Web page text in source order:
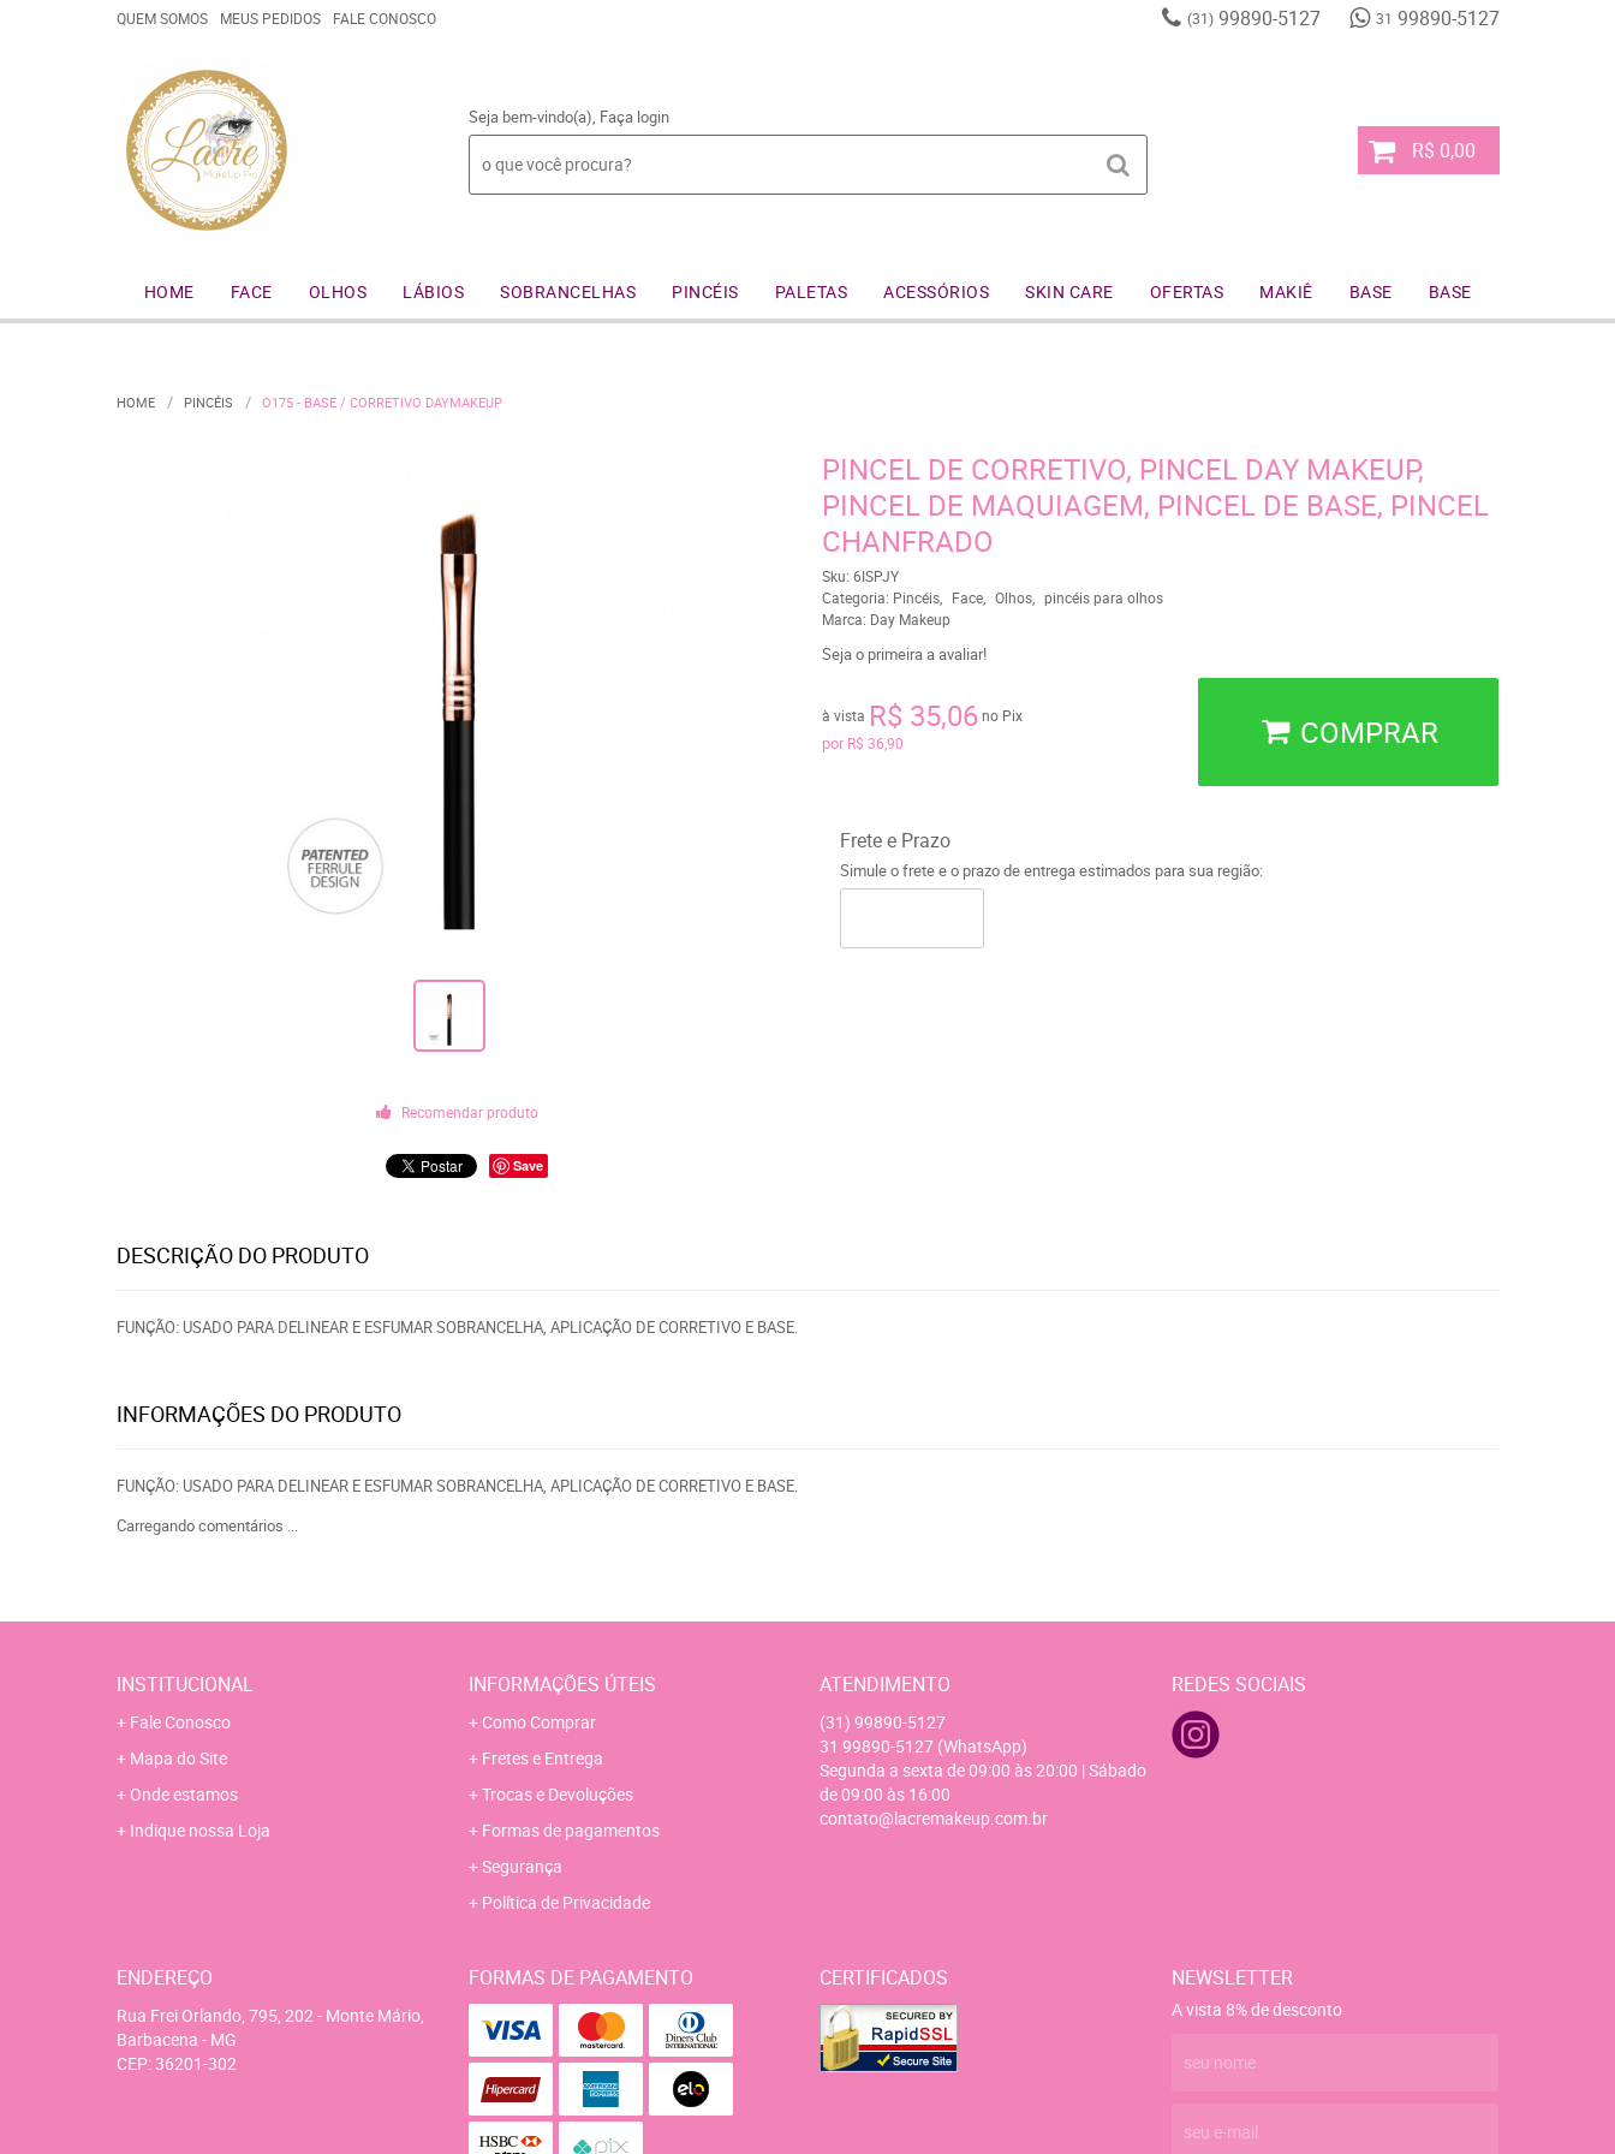
QUEM SOMOS MEUS PEDIDOS FALE CONOSCO (31)99890-5127 31 99890-5127
Seja bem-vindo(a), Faça login
R$ 0,00
HOME FACE OLHOS LÁBIOS SOBRANCELHAS PINCÉIS PALETAS ACESSÓRIOS SKIN CARE OFERTAS MAKIÊ BASE BASE
HOME PINCÉIS O175 - BASE / CORRETIVO DAYMAKEUP
Recomendar produto
Save
PINCEL DE CORRETIVO, PINCEL DAY MAKEUP,
PINCEL DE MAQUIAGEM, PINCEL DE BASE, PINCEL
CHANFRADO
Sku: 6ISPJY
Categoria: Pincéis Face Olhos
pincéis para olhos
Marca: Day Makeup
Seja o primeira a avaliar!
à vista R$ 35,06no Pix
por R$ 36,90 COMPRAR
Frete e Prazo
Simule o frete e o prazo de entrega estimados para sua região:
DESCRIÇÃO DO PRODUTO
FUNÇÃO: USADO PARA DELINEAR E ESFUMAR SOBRANCELHA, APLICAÇÃO DE CORRETIVO E BASE.
INFORMAÇÕES DO PRODUTO
FUNÇÃO: USADO PARA DELINEAR E ESFUMAR SOBRANCELHA, APLICAÇÃO DE CORRETIVO E BASE.
Carregando comentários ...
INSTITUCIONAL
Fale Conosco
Mapa do Site
Onde estamos
Indique nossa Loja
INFORMAÇÕES ÚTEIS
Como Comprar
Fretes e Entrega
Trocas e Devoluções
Formas de pagamentos
Segurança
Política de Privacidade
ATENDIMENTO
(31) 99890-5127
31 99890-5127 (WhatsApp)
Segunda a sexta de 09:00 às 20:00 | Sábado
de 09:00 às 16:00
contato@lacremakeup.com.br
REDES SOCIAIS
ENDEREÇO
Rua Frei Orlando, 795, 202- Monte Mário,
Barbacena - MG
CEP: 36201-302
FORMAS DE PAGAMENTO CERTIFICADOS NEWSLETTER
A vista 8% de desconto